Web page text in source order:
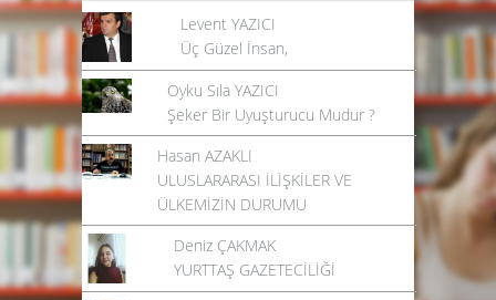
Levent YAZICI
Üç Güzel İnsan,
Oyku Sıla YAZICI
Şeker Bir Uyuşturucu Mudur ?
Hasan AZAKLI
ULUSLARARASI İLİŞKİLER VE
ÜLKEMİZİN DURUMU
Deniz ÇAKMAK
YURTTAŞ GAZETECİLİĞİ